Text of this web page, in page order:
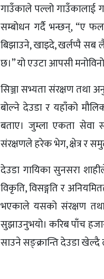
गाउँकाले पल्लो गाउँकालाई
सम्बोधन गर्दै भन्छन्, “ए
बिझाउने, खाइदे, खर्लप्पै सब
छ।” यो एउटा आपसी
सिञ्जा सभ्यता संरक्षण तथा
बोल्ने देउडा र यहाँको
बताए। जुम्ला एकता सेवा
संरक्षणले हरेक भेग, क्षेत्र र
देउडा गायिका सुनसरा
विकृति, विसङ्गति र
भएकाले यसको संरक्षण तथा
सुझाउनुभयो। करिब पाँच
साउने सङ्क्रान्ति देउडा